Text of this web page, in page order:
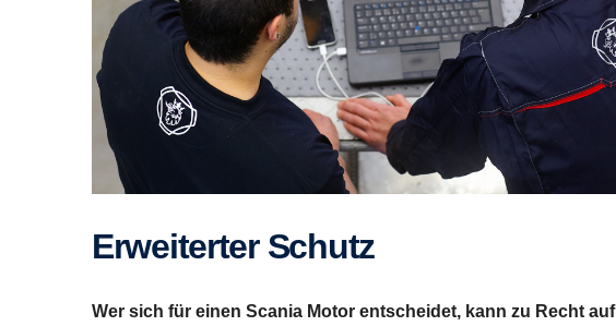
Erwei­terter Schutz
Wer sich für einen Scania Motor entscheidet, kann zu Recht auf